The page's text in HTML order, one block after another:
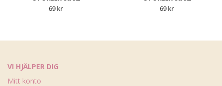
69 kr
69 kr
VI HJÄLPER DIG
Mitt konto